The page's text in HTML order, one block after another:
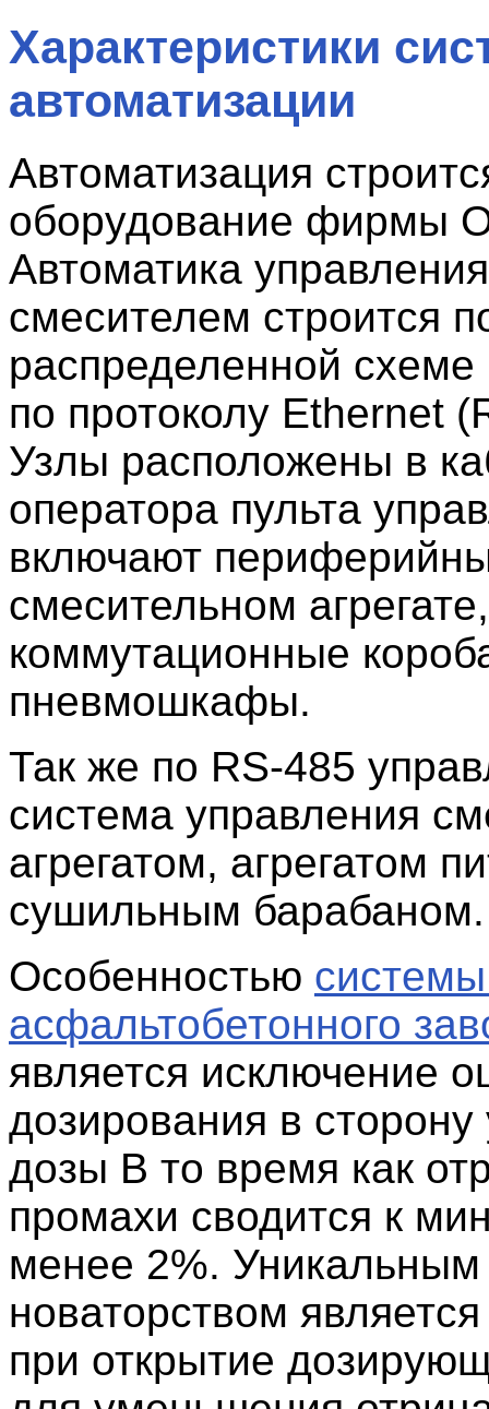
Характеристики
автоматизации
Автоматизация
оборудование фирмы
Автоматика управления
смесителем строится
распределенной схеме
по протоколу Ethernet
Узлы расположены в
оператора пульта
включают
смесительном агрегате,
коммутационные
пневмошкафы.
Так же по RS-485
система управления
агрегатом, агрегатом
сушильным барабаном.
Особенностью
асфальтобетонного
является исключение
дозирования в
дозы В то время как
промахи сводится к
менее 2%. Уникальным
новаторством
при открытие